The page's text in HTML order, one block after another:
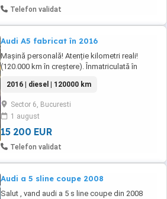
Telefon validat
Audi A5 fabricat în 2016
Mașină personală! Atenție kilometri reali!
(120.000 km în creștere). Înmatriculată în
6 Scaune din piele față încălzite Senzori
parcare Sistem hands free cu Bluetooth Clima
automată Bord computer ABS ESP Geamuri
electrice față spate Carte service Cutie
automata ...
2016 | diesel | 120000 km
Sector 6, Bucuresti
1 august
15 200 EUR
Telefon validat
Audi a 5 sline coupe 2008
Salut , vand audi a 5 s line coupe din 2008